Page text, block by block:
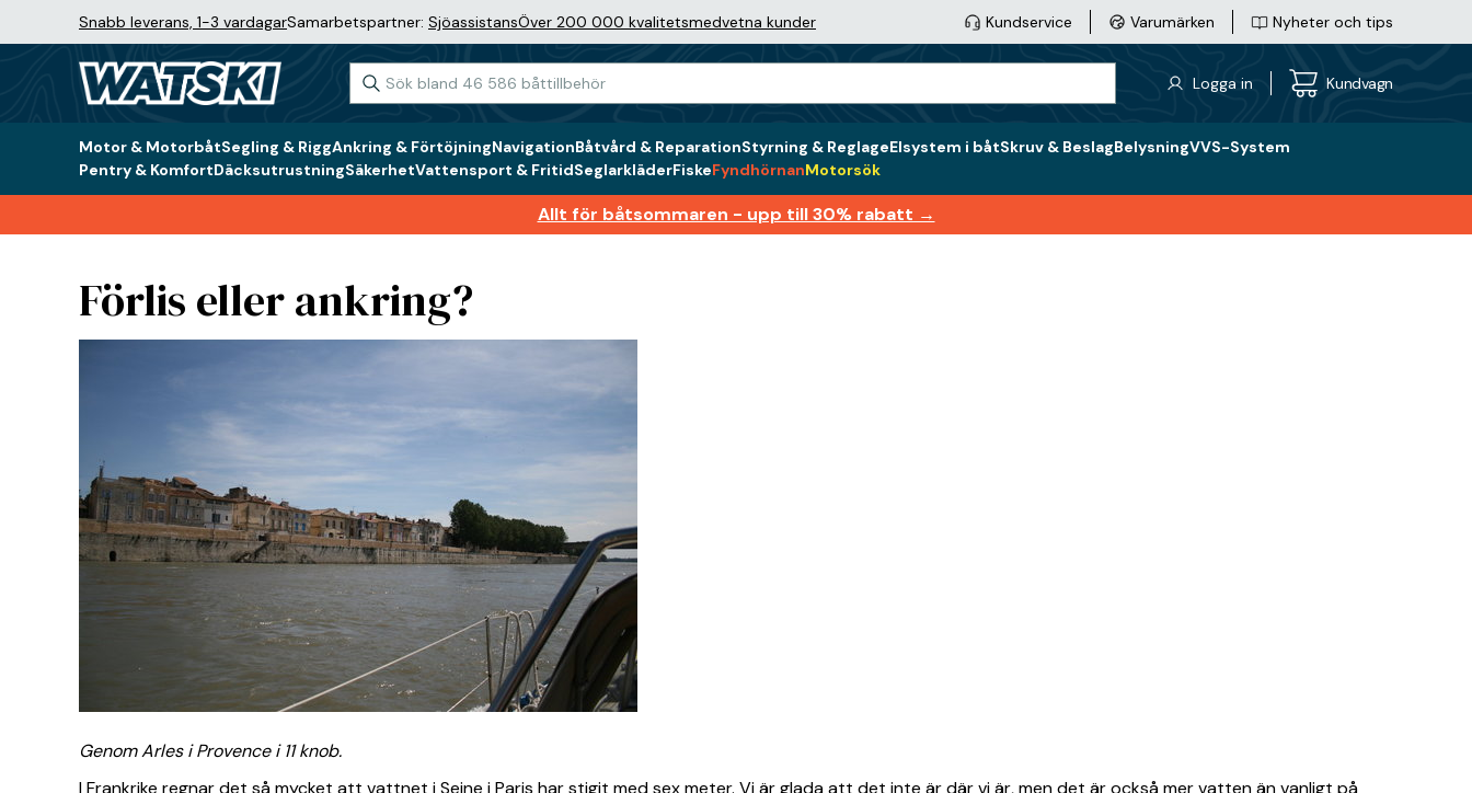
Snabb leverans, 1-3 vardagarSamarbetspartner: SjöassistansÖver 200 000 kvalitetsmedvetna kunder Kundservice Varumärken Nyheter och tips
Logga in Kundvagn
Motor & MotorbåtSegling & RiggAnkring & FörtöjningNavigationBåtvård & ReparationStyrning & ReglageElsystem i båtSkruv & BeslagBelysningVVS-System
Pentry & KomfortDäcksutrustningSäkerhetVattensport & FritidSeglarkläderFiskeFyndhörnanMotorsök
Allt för båtsommaren - upp till 30% rabatt →
Förlis eller ankring?
Genom Arles i Provence i 11 knob.
I Frankrike regnar det så mycket att vattnet i Seine i Paris har stigit med sex meter. Vi är glada att det inte är där vi är, men det är också mer vatten än vanligt på